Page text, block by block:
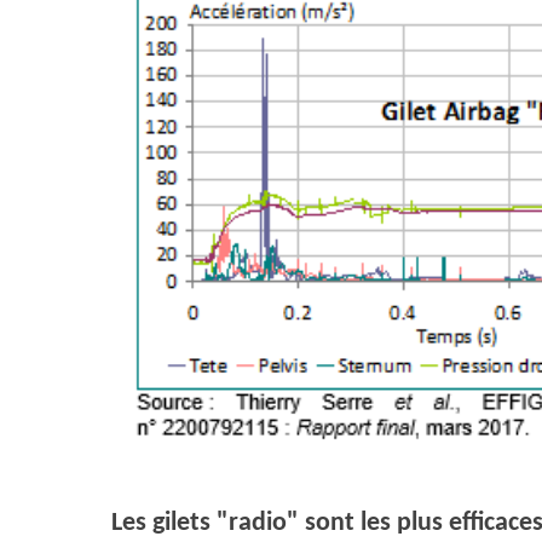
Les gilets "radio" sont les plus efficaces